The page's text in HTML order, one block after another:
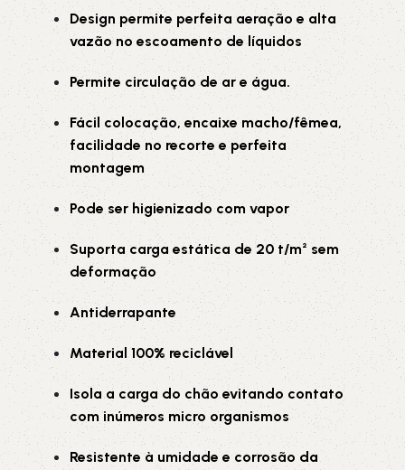
Design permite perfeita aeração e alta
vazão no escoamento de líquidos
Permite circulação de ar e água.
Fácil colocação, encaixe macho/fêmea,
facilidade no recorte e perfeita
montagem
Pode ser higienizado com vapor
Suporta carga estática de 20 t/m² sem
deformação
Antiderrapante
Material 100% reciclável
Isola a carga do chão evitando contato
com inúmeros micro organismos
Resistente à umidade e corrosão da